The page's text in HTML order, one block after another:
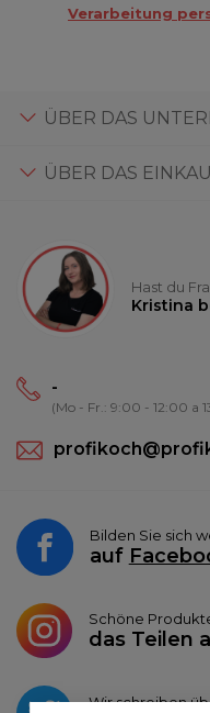
Verarbeitung
ÜBER DAS
ÜBER DAS
Hast du
Kristina
-
(Mo - Fr.: 9:00 - 12:00 a
Bilden Sie sich
auf
Schöne
das Teilen
Wir schreiben